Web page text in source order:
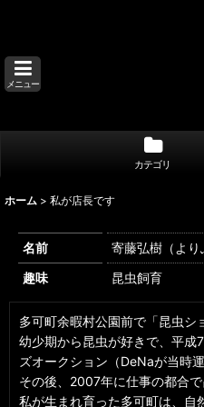
メニュー
カテゴリ
ホーム > 私が店長です
名前
寄藤弘樹（より
趣味
昆虫飼育
多可町余暇村公園前で「昆虫シ
幼少期から昆虫が好きで、平
ズオークション（DeNaが当時
その後、2007年に仕事の都合
私が生まれ育った多可町は、自